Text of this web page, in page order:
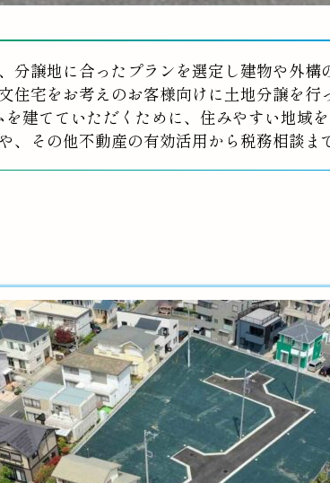
分譲地に合ったプランを選定し建物や外構
住宅をお考えのお客様向けに土地分譲を行
建てていただくために、住みやすい地域
、その他不動産の有効活用から税務相談ま